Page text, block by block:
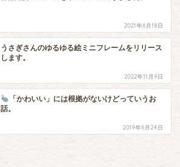
2021年6月18日
うさぎさんのゆるゆる絵ミニフレームをリリース
します。
2022年11月9日
「かわいい」には根拠がないけどっていうお
話。
2019年6月24日